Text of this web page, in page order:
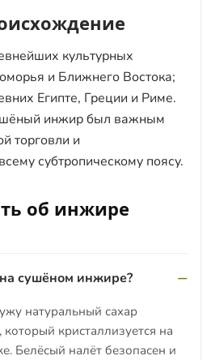
культурных
и Ближнего Востока;
Египте, Греции и Риме.
инжир был важным
торговли и
субтропическому поясу.
об инжире
сушёном инжире?
натуральный сахар
кристаллизуется на
Белёсый налёт безопасен и